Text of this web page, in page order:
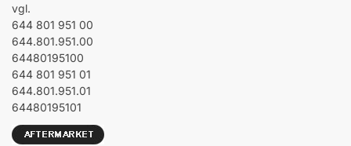
vgl.
644 801 951 00
644.801.951.00
64480195100
644 801 951 01
644.801.951.01
64480195101